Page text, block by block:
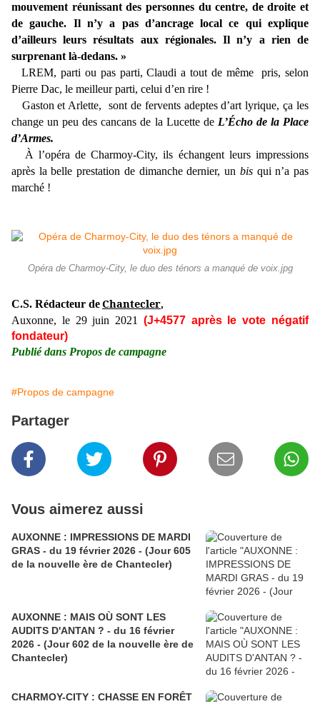
mouvement réunissant des personnes du centre, de droite et
de gauche. Il n’y a pas d’ancrage local ce qui explique
d’ailleurs leurs résultats aux régionales. Il n’y a rien de
surprenant là-dedans. »
LREM, parti ou pas parti, Claudi a tout de même pris, selon
Pierre Dac, le meilleur parti, celui d’en rire !
Gaston et Arlette, sont de fervents adeptes d’art lyrique, ça les
change un peu des cancans de la Lucette de L’Écho de la Place
d’Armes.
À l’opéra de Charmoy-City, ils échangent leurs impressions
après la belle prestation de dimanche dernier, un bisqui n’a pas
marché !
Opéra de Charmoy-City, le duo des ténors a manqué de voix.jpg
C.S. Rédacteur deChantecler,
Auxonne, le 29 juin 2021
(J+4577 après le vote négatif
fondateur)
Publié dans Propos de campagne
#Propos de campagne
Partager
Vous aimerez aussi
AUXONNE : IMPRESSIONS DE MARDI
GRAS - du 19 février 2026 - (Jour 605
de la nouvelle ère de Chantecler)
AUXONNE : MAIS OÙ SONT LES
AUDITS D'ANTAN ? - du 16 février
2026 - (Jour 602 de la nouvelle ère de
Chantecler)
CHARMOY-CITY : CHASSE EN FORÊT